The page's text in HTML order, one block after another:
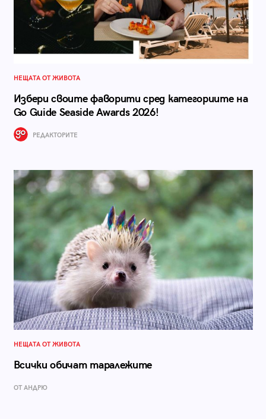
НЕЩАТА ОТ ЖИВОТА
Избери своите фаворити сред категориите на
Go Guide Seaside Awards 2026!
РЕДАКТОРИТЕ
НЕЩАТА ОТ ЖИВОТА
Всички обичат таралежите
ОТ АНДРЮ